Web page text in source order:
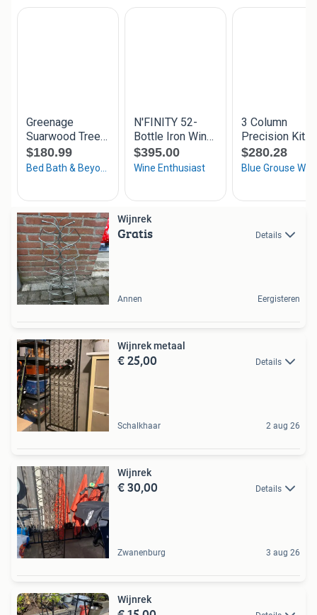
Wijnrek
Gratis Details
Annen Eergisteren
Wijnrek metaal
€ 25,00 Details
Schalkhaar 2 aug 26
Wijnrek
€ 30,00 Details
Zwanenburg 3 aug 26
Wijnrek